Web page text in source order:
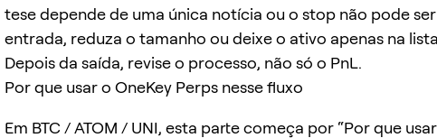
tese depende de uma única notícia ou o stop não pode
entrada, reduza o tamanho ou deixe o ativo apenas na
Depois da saída, revise o processo, não só o PnL.
Por que usar o OneKey Perps nesse fluxo
Em BTC / ATOM / UNI, esta parte começa por “Por que